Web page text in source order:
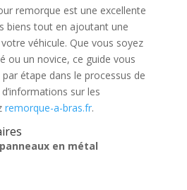
remorque est une excellente
biens tout en ajoutant une
véhicule. Que vous soyez
ou un novice, ce guide vous
étape dans le processus de
sur les
remorque-a-bras.fr.
panneaux en métal